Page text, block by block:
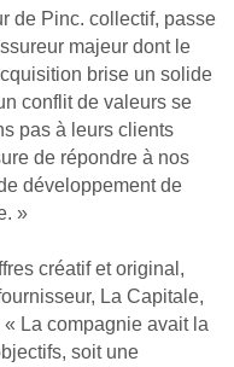
de Pinc. collectif, passe
majeur dont le
brise un solide
conflit de valeurs se
pas à leurs clients
de répondre à nos
développement de
»
créatif et original,
La Capitale,
La compagnie avait la
soit une